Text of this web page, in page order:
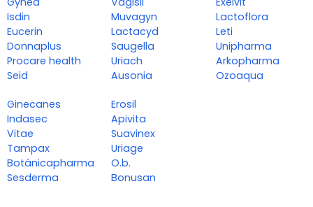
Isdin
Eucerin
Donnaplus
Procare health
Seid
Muvagyn
Lactacyd
Saugella
Uriach
Ausonia
Lactoflora
Leti
Unipharma
Arkopharma
Ozoaqua
Ginecanes
Indasec
Vitae
Tampax
Botánicapharma
Sesderma
Erosil
Apivita
Suavinex
Uriage
O.b.
Bonusan